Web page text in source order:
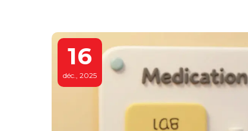
16
déc., 2025